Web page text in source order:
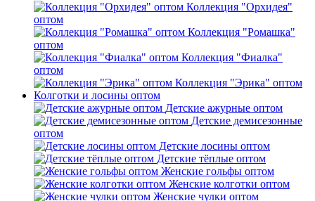
Коллекция "Орхидея"
оптом
Коллекция "Ромашка"
оптом
Коллекция "Фиалка"
оптом
Коллекция "Эрика" оптом
Колготки и лосины оптом
Детские ажурные оптом
Детские демисезонные
оптом
Детские лосины оптом
Детские тёплые оптом
Женские гольфы оптом
Женские колготки оптом
Женские чулки оптом